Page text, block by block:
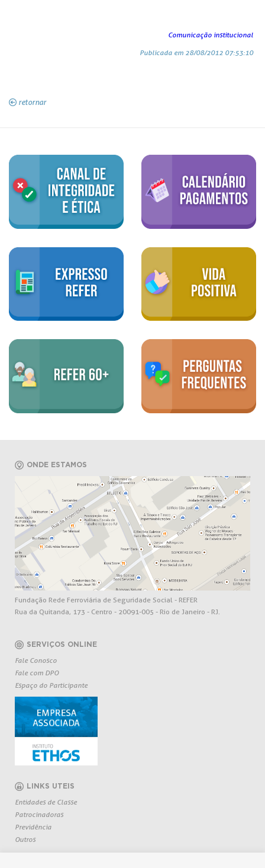
Comunicação institucional
Publicada em 28/08/2012 07:53:10
retornar
ONDE ESTAMOS
Fundação Rede Ferroviária de Seguridade Social - REFER
Rua da Quitanda, 173 - Centro - 20091-005 - Rio de Janeiro - RJ.
SERVIÇOS ONLINE
Fale Conosco
Fale com DPO
Espaço do Participante
LINKS UTEIS
Entidades de Classe
Patrocinadoras
Previdência
Outros